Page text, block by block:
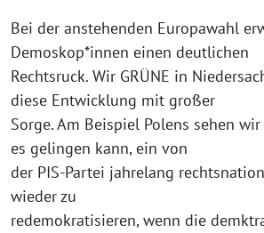
Bei der anstehenden Europawahl
Demoskop*innen einen deutlichen
Rechtsruck. Wir GRÜNE in
diese Entwicklung mit großer
Sorge. Am Beispiel Polens sehen
es gelingen kann, ein von
der PIS-Partei jahrelang
wieder zu
redemokratisieren, wenn die